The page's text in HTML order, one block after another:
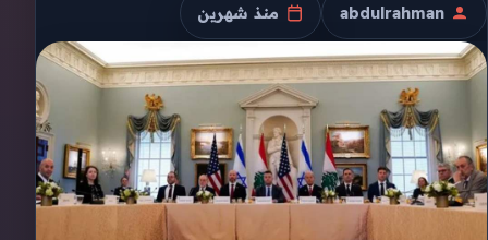
الكاتب
abdulrahman
تاريخ النشر
منذ شهرين